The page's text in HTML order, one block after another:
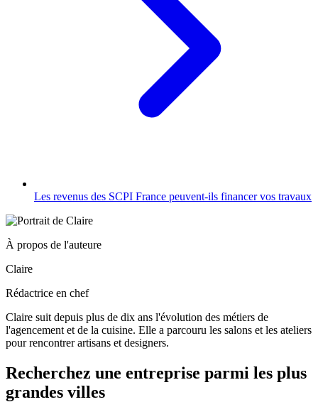
Les revenus des SCPI France peuvent-ils financer vos travaux
À propos de l'auteure
Claire
Rédactrice en chef
Claire suit depuis plus de dix ans l'évolution des métiers de
l'agencement et de la cuisine. Elle a parcouru les salons et les ateliers
pour rencontrer artisans et designers.
Recherchez une entreprise parmi les plus
grandes villes